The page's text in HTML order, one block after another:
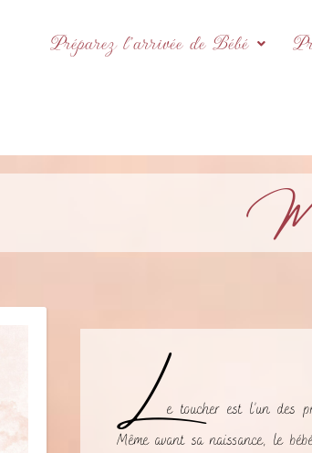
Préparez l’arrivée de Bébé
L e toucher est l’un des
Même avant sa naissance, le